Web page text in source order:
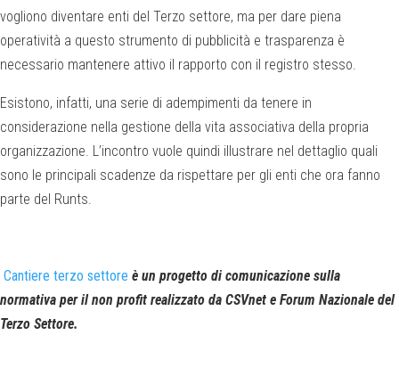
vogliono diventare enti del Terzo settore, ma per dare piena
operatività a questo strumento di pubblicità e trasparenza è
necessario mantenere attivo il rapporto con il registro stesso.
Esistono, infatti, una serie di adempimenti da tenere in
considerazione nella gestione della vita associativa della propria
organizzazione. L’incontro vuole quindi illustrare nel dettaglio quali
sono le principali scadenze da rispettare per gli enti che ora fanno
parte del Runts.
Cantiere terzo settore è un progetto di comunicazione sulla
normativa per il non profit realizzato da CSVnet e Forum Nazionale del
Terzo Settore.